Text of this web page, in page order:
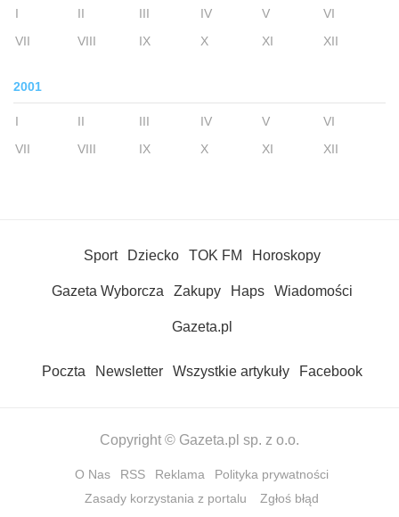
I II III IV V
VI
VII
VIII IX X XI XII
2001
I II III IV V
VI
VII
VIII IX X XI XII
Sport Dziecko TOK FM Horoskopy
Gazeta Wyborcza Zakupy Haps Wiadomości
Gazeta.pl
Poczta Newsletter Wszystkie artykuły Facebook
Copyright © Gazeta.pl sp. z o.o.
O Nas RSS Reklama
Polityka prywatności
Zasady korzystania z portalu
Zgłoś błąd